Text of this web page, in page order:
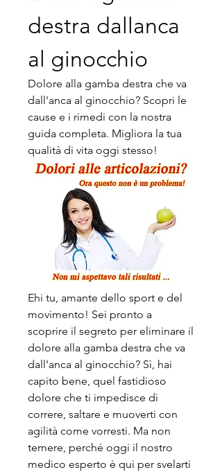
destra dallanca
al ginocchio
Dolore alla gamba destra che va
dall'anca al ginocchio? Scopri le
cause e i rimedi con la nostra
guida completa. Migliora la tua
qualità di vita oggi stesso!
Ehi tu, amante dello sport e del
movimento! Sei pronto a
scoprire il segreto per eliminare il
dolore alla gamba destra che va
dall'anca al ginocchio? Sì, hai
capito bene, quel fastidioso
dolore che ti impedisce di
correre, saltare e muoverti con
agilità come vorresti. Ma non
temere, perché oggi il nostro
medico esperto è qui per svelarti